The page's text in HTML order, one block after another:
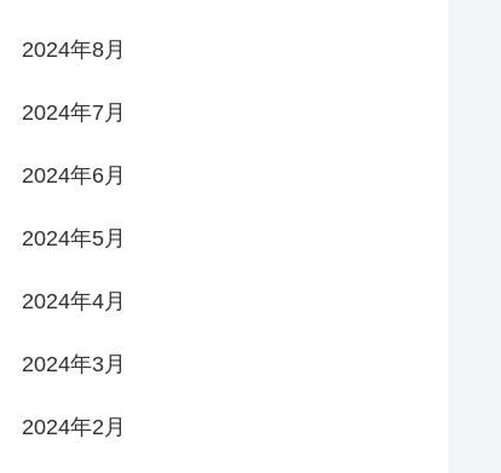
2024年8月
2024年7月
2024年6月
2024年5月
2024年4月
2024年3月
2024年2月